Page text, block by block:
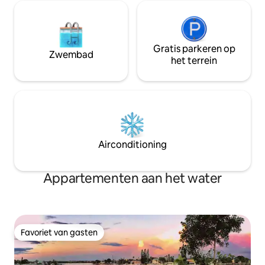
Zwembad
Gratis parkeren op
het terrein
Airconditioning
Appartementen aan het water
Favoriet van gasten
Favoriet van gasten